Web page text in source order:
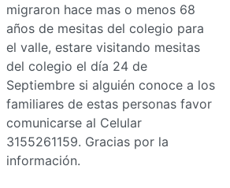
migraron hace mas o menos 68
años de mesitas del colegio para
el valle, estare visitando mesitas
del colegio el día 24 de
Septiembre si alguién conoce a los
familiares de estas personas favor
comunicarse al Celular
3155261159. Gracias por la
información.